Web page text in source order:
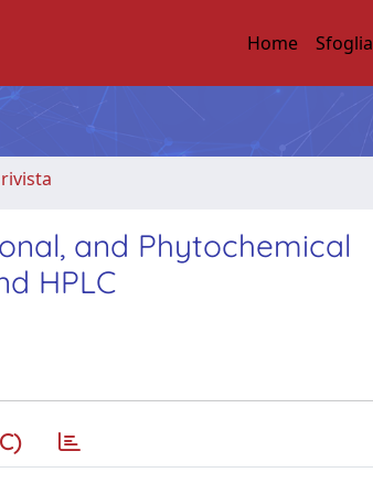
Home Sfoglia
and Phytochemical
HPLC